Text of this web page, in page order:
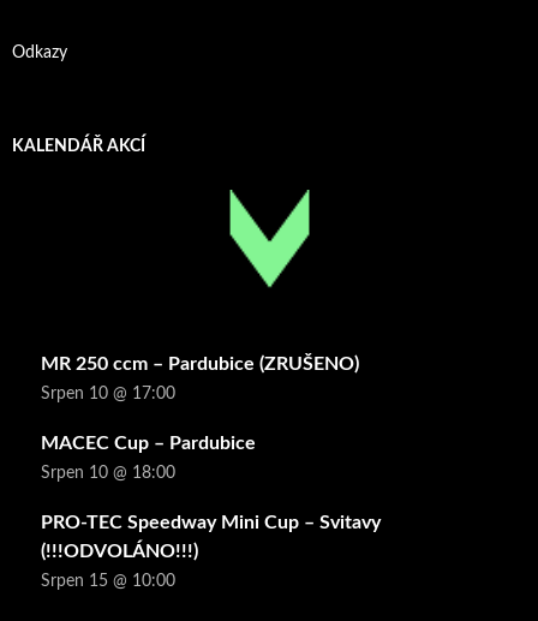
Odkazy
KALENDÁŘ AKCÍ
MR 250 ccm – Pardubice (ZRUŠENO)
Srpen 10 @ 17:00
MACEC Cup – Pardubice
Srpen 10 @ 18:00
PRO-TEC Speedway Mini Cup – Svitavy
(!!!ODVOLÁNO!!!)
Srpen 15 @ 10:00